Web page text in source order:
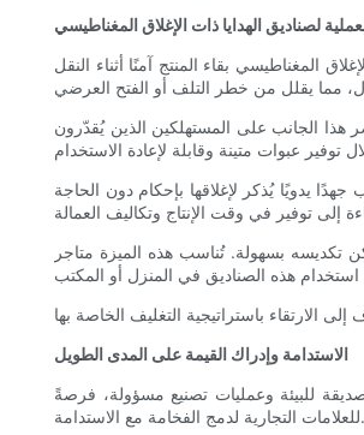
لصناديق الهدايا ذات الإغلاق المغناطيسي
المغناطيسي بقاء المنتج آمنًا أثناء النقل
هذا الجانب على المستهلكين الذين يُقدّرون
يدويًا يُذكر لإغلاقها بإحكام دون الحاجة
تكديسه بسهولة. تُناسب هذه الميزة متاجر
الاستدامة وإدراك القيمة على المدى الطويل
للبيئة وعمليات تصنيع مسؤولة، فرصةً
للعلامات التجارية لدمج الفخامة مع الاستدامة.